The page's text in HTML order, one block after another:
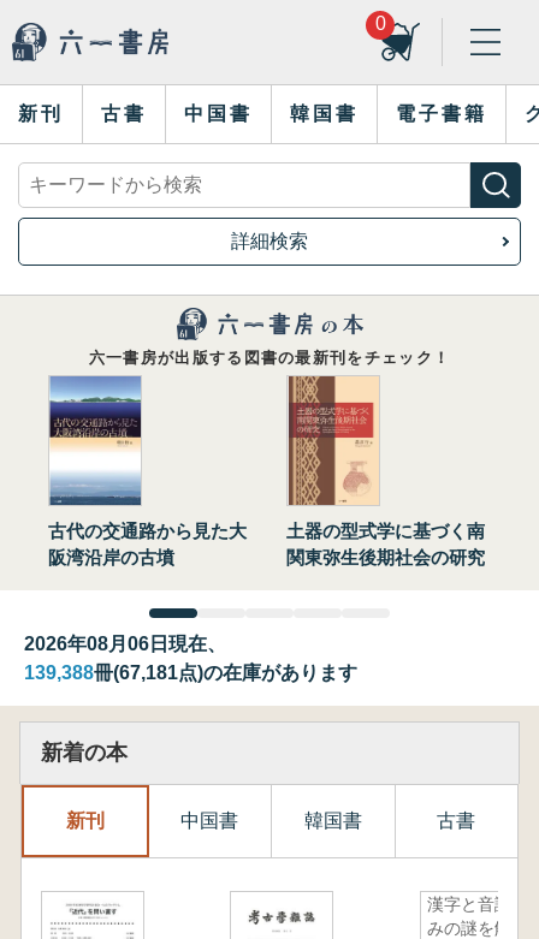
0
新刊 古書 中国書 韓国書 電子書籍
詳細検索
六一書房が出版する図書の最新刊をチェック！
古代の交通路から見た大
阪湾沿岸の古墳
土器の型式学に基づく南
関東弥生後期社会の研究
2026年08月06日現在、
139,388冊(67,181点)の在庫があります
新着の本
新刊 中国書 韓国書 古書
漢字と音読
みの謎を解